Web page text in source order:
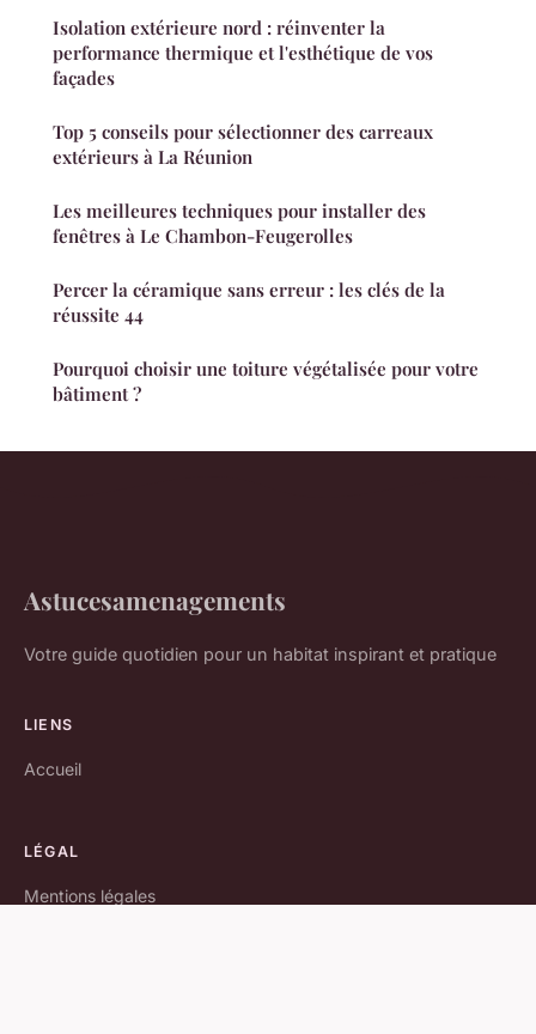
Isolation extérieure nord : réinventer la
performance thermique et l'esthétique de vos
façades
Top 5 conseils pour sélectionner des carreaux
extérieurs à La Réunion
Les meilleures techniques pour installer des
fenêtres à Le Chambon-Feugerolles
Percer la céramique sans erreur : les clés de la
réussite 44
Pourquoi choisir une toiture végétalisée pour votre
bâtiment ?
Astucesamenagements
Votre guide quotidien pour un habitat inspirant et pratique
LIENS
Accueil
LÉGAL
Mentions légales